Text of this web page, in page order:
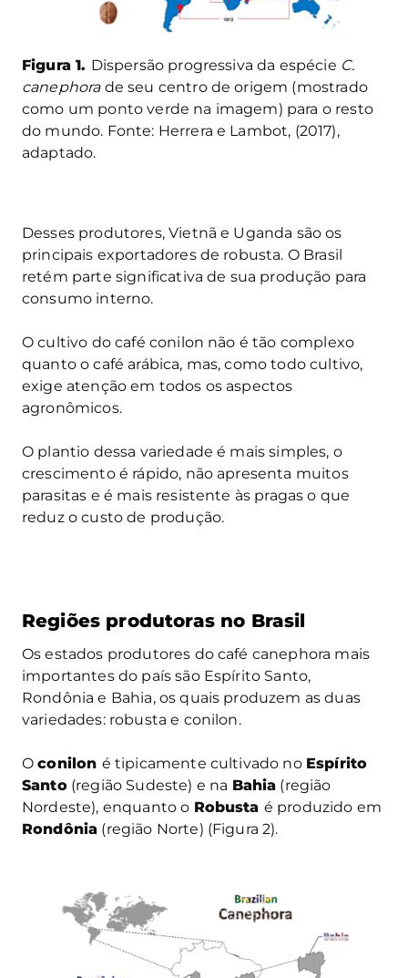
Figura 1. Dispersão progressiva da espécie C.
canephorade seu centro de origem (mostrado
como um ponto verde na imagem) para o resto
do mundo. Fonte: Herrera e Lambot, (2017),
adaptado.
Desses produtores, Vietnã e Uganda são os
principais exportadores de robusta. O Brasil
retém parte significativa de sua produção para
consumo interno.
O cultivo do café conilon não é tão complexo
quanto o café arábica, mas, como todo cultivo,
exige atenção em todos os aspectos
agronômicos.
O plantio dessa variedade é mais simples, o
crescimento é rápido, não apresenta muitos
parasitas e é mais resistente às pragas o que
reduz o custo de produção.
Regiões produtoras no Brasil
Os estados produtores do café canephora mais
importantes do país são Espírito Santo,
Rondônia e Bahia, os quais produzem as duas
variedades: robusta e conilon.
Oconilon é tipicamente cultivado no Espírito
Santo(região Sudeste) e na Bahia (região
Nordeste), enquanto o Robusta é produzido em
Rondônia (região Norte) (Figura 2).